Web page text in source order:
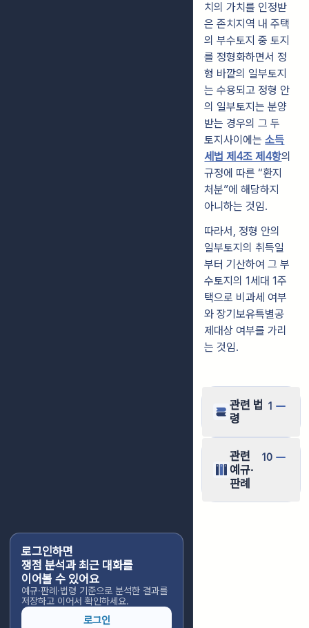
로그인하면
쟁점 분석과 최근 대화를
이어볼 수 있어요
예규·판례·법령 기준으로 분석한 결과를
저장하고 이어서 확인하세요.
로그인
치의 가치를 인정받
은 존치지역 내 주택
의 부수토지 중 토지
를 정형화하면서 정
형 바깥의 일부토지
는 수용되고 정형 안
의 일부토지는 분양
받는 경우의 그 두
토지사이에는소득
세법 제4조 제4항의
규정에 따른 “환지
처분”에 해당하지
아니하는 것임.
따라서, 정형 안의
일부토지의 취득일
부터 기산하여 그 부
수토지의 1세대 1주
택으로 비과세 여부
와 장기보유특별공
제대상 여부를 가리
는 것임.
관련 법
령
1
관련
예규·
판례
10